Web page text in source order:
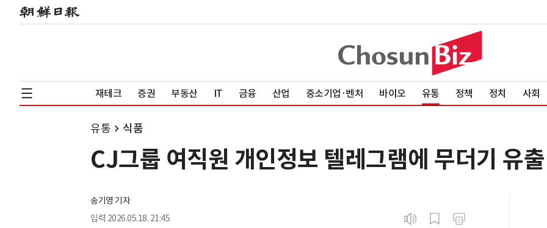
재테크 증권 부동산 IT 금융 산업 중소기업·벤처 바이오 유통 정책 정치 사회
유통 식품
CJ그룹 여직원 개인정보 텔레그램에 무더기 유출
송기영 기자
입력 2026.05.18. 21:45